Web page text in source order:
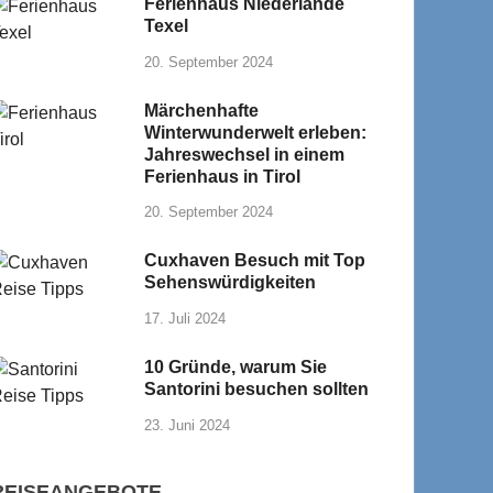
Texel
20. September 2024
Märchenhafte
Winterwunderwelt erleben:
Jahreswechsel in einem
Ferienhaus in Tirol
20. September 2024
Cuxhaven Besuch mit Top
Sehenswürdigkeiten
17. Juli 2024
10 Gründe, warum Sie
Santorini besuchen sollten
23. Juni 2024